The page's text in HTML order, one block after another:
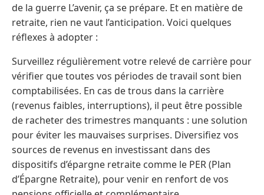
de la guerre L’avenir, ça se prépare. Et en matière de
retraite, rien ne vaut l’anticipation. Voici quelques
réflexes à adopter :
Surveillez régulièrement votre relevé de carrière pour
vérifier que toutes vos périodes de travail sont bien
comptabilisées. En cas de trous dans la carrière
(revenus faibles, interruptions), il peut être possible
de racheter des trimestres manquants : une solution
pour éviter les mauvaises surprises. Diversifiez vos
sources de revenus en investissant dans des
dispositifs d’épargne retraite comme le PER (Plan
d’Épargne Retraite), pour venir en renfort de vos